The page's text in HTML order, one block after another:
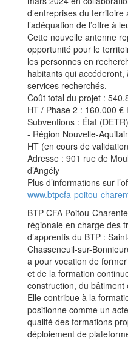
d’entreprises du territoire
l’adéquation de l’offre à
Cette nouvelle antenne
opportunité pour le
les personnes en
habitants qui
services recherchés.
Coût total du projet :
HT / Phase 2 : 160.000 €
Subventions : État
- Région Nouvelle-
HT (en cours de
Adresse : 901 rue de
d’Angély
Plus d’informations sur
www.btpcfa-poitou-
BTP CFA Poitou-
régionale en charge des
d’apprentis du BTP :
Chasseneuil-sur-
a pour vocation de
et de la formation
construction, du bâtiment
Elle contribue à la
positionne comme un
qualité des formations
déploiement de